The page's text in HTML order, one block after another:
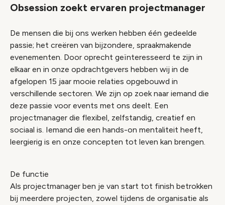
Obsession zoekt ervaren projectmanager
De mensen die bij ons werken hebben één gedeelde
passie; het creëren van bijzondere, spraakmakende
evenementen. Door oprecht geïnteresseerd te zijn in
elkaar en in onze opdrachtgevers hebben wij in de
afgelopen 15 jaar mooie relaties opgebouwd in
verschillende sectoren. We zijn op zoek naar iemand die
deze passie voor events met ons deelt. Een
projectmanager die flexibel, zelfstandig, creatief en
sociaal is. Iemand die een hands-on mentaliteit heeft,
leergierig is en onze concepten tot leven kan brengen.
De functie
Als projectmanager ben je van start tot finish betrokken
bij meerdere projecten, zowel tijdens de organisatie als